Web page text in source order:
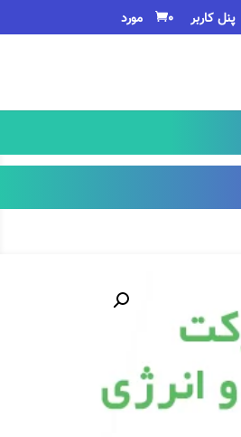
پنل کاربر 0 مورد